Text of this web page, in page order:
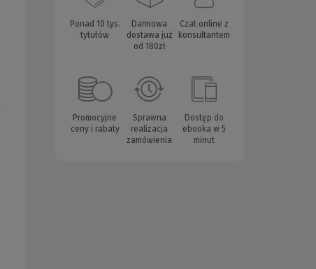
Ponad 10 tys.
tytułów
Darmowa
dostawa już
od 180zł
Czat online z
konsultantem
Promocyjne
ceny i rabaty
Sprawna
realizacja
zamówienia
Dostęp do
ebooka w 5
minut